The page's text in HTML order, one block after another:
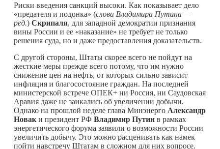
Риски введения санкций высоки. Как показывает дело
«предателя и подонка» (слова Владимира Путина —
ред.) Скрипаля, для западной демократии признания
вины России и ее «наказание» не требует не только
решения суда, но и даже предоставления доказательств.
С другой стороны, Штаты скорее всего не пойдут на
жесткие меры прежде всего потому, что им нужно
снижение цен на нефть, от которых сильно зависит
инфляция и благосостояние граждан. На последней
министерской встрече ОПЕК+ ни Россия, ни Саудовская
Аравия даже не заикались об увеличении добычи.
Однако на прошлой неделе глава Минэнерго Александр
Новак и президент РФ Владимир Путин в рамках
энергетического форума заявили о возможности России
увеличить добычу. Это можно расценивать как намек
пойти навстречу Штатам в сложном для них вопросе.